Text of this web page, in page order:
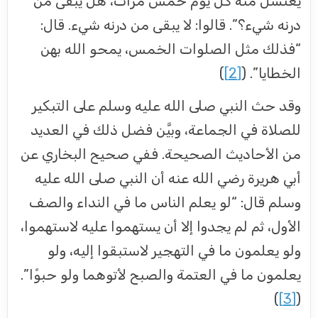
درنه شيء؟”. قالوا: لا يبقى من درنه شيء. قال:
“فذلك مثل الصلوات الخمس، يمحو الله بهن
الخطايا”. ([2]
)
وقد حث النبي صلى الله عليه وسلم على التبكير
للصلاة في الجماعة، وبيَّن فضل ذلك في العديد
من الأحاديث الصحيحة. ففي صحيح البخاري عن
أبي هريرة رضي الله عنه أن النبي صلى الله عليه
وسلم قال: “لو يعلم الناس ما في النداء والصف
الأول، ثم لم يجدوا إلا أن يستهموا عليه لاستهموا،
ولو يعلمون ما في التهجير لاستبقوا إليه، ولو
يعلمون ما في العتمة والصبح لأتوهما ولو حبوًا”.
(
[3]
)